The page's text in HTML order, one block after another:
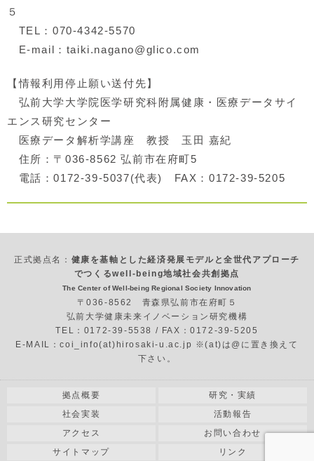
５
TEL：070-4342-5570
E-mail：taiki.nagano@glico.com
【情報利用停止願い送付先】
弘前大学大学院医学研究科附属健康・医療データサイ
エンス研究センター
医療データ解析学講座 教授 玉田 嘉紀
住所：〒036-8562 弘前市在府町5
電話：0172-39-5037(代表) FAX：0172-39-5205
正式拠点名： 健康を基軸とした経済発展モデルと全世代アプローチ
でつくるwell-being地域社会共創拠点
The Center of Well-being Regional Society Innovation
〒036-8562 青森県弘前市在府町５
弘前大学健康未来イノベーション研究機構
TEL：0172-39-5538 / FAX：0172-39-5205
E-MAIL：coi_info(at)hirosaki-u.ac.jp ※(at)は@に置き換えて
下さい。
拠点概要
研究・実績
社会実装
活動報告
アクセス
お問い合わせ
サイトマップ
リンク